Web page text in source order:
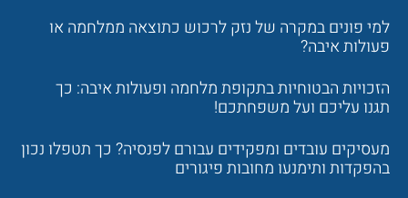
למי פונים במקרה של נזק לרכוש כתוצאה ממלחמה או
פעולות איבה?
הזכויות הבטוחיות בתקופת מלחמה ופעולות איבה: כך
תגנו עליכם ועל משפחתכם!
מעסיקים עובדים ומפקידים עבורם לפנסיה? כך תטפלו נכון
בהפקדות ותימנעו מחובות פיגורים